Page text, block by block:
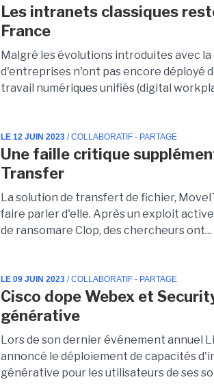
Les intranets classiques
France
Malgré les évolutions introduites avec
d'entreprises n'ont pas encore déployé
travail numériques unifiés (digital
LE 12 JUIN 2023 / COLLABORATIF - PARTAGE
Une faille critique
Transfer
La solution de transfert de fichier,
faire parler d'elle. Après un exploit
de ransomare Clop, des chercheurs ont...
LE 09 JUIN 2023 / COLLABORATIF - PARTAGE
Cisco dope Webex et
générative
Lors de son dernier événement annuel
annoncé le déploiement de capacités
générative pour les utilisateurs de ses